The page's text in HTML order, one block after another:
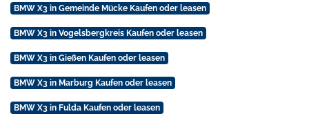
BMW X3 in Gemeinde Mücke Kaufen oder leasen
BMW X3 in Vogelsbergkreis Kaufen oder leasen
BMW X3 in Gießen Kaufen oder leasen
BMW X3 in Marburg Kaufen oder leasen
BMW X3 in Fulda Kaufen oder leasen